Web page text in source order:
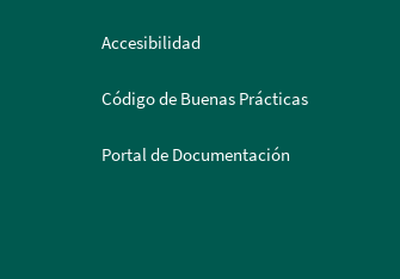
Accesibilidad
Código de Buenas Prácticas
Portal de Documentación